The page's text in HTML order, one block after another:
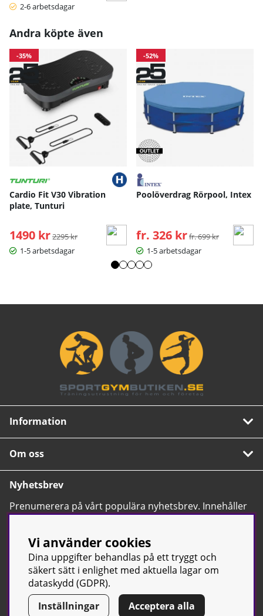
2-6 arbetsdagar
Andra köpte även
-35%
Cardio Fit V30 Vibration
plate, Tunturi
1490 kr Ordinarie pris:
2295 kr
1-5 arbetsdagar
-52%
Poolöverdrag Rörpool, Intex
fr. 326 kr Ordinarie pris:
fr. 699 kr
1-5 arbetsdagar
Information
Om oss
Nyhetsbrev
Prenumerera på vårt populära nyhetsbrev. Innehåller
tips, nyheter och våra allra bästa erbjudanden.
© Sport & Gym Butiken JTC AB | Kontakta oss| All rights reserved
Vi använder cookies
Dina uppgifter behandlas på ett tryggt och
säkert sätt i enlighet med aktuella lagar om
dataskydd (GDPR).
Inställningar
Acceptera alla